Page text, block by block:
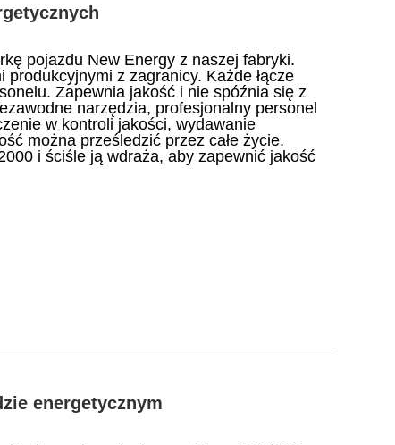
pojazdu New Energy z naszej fabryki.
z zagranicy. Każde łącze
Zapewnia jakość i nie spóźnia się z
narzędzia, profesjonalny personel
w kontroli jakości, wydawanie
można prześledzić przez całe życie.
i ściśle ją wdraża, aby zapewnić jakość
energetycznym